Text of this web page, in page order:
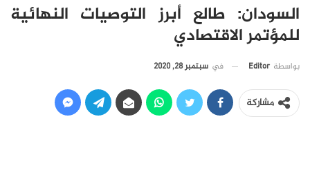
السودان: طالع أبرز التوصيات النهائية
للمؤتمر الاقتصادي
بواسطة Editor في سبتمبر 28, 2020
مشاركة